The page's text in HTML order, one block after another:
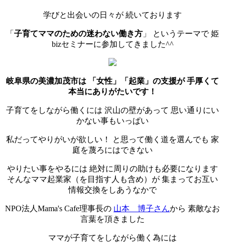
学びと出会いの日々が 続いております
「 子育てママのための迷わない働き方 」 というテーマで 姫
bizセミナーに参加してきました^^
岐阜県の美濃加茂市は 「女性」「起業」の支援が 手厚くて
本当にありがたいです！
子育てをしながら働くには 沢山の壁があって 思い通りにい
かない事もいっぱい
私だってやりがいが欲しい！ と思って働く道を選んでも 家
庭を蔑ろにはできない
やりたい事をやるには 絶対に周りの助けも必要になります
そんなママ起業家（を目指す人も含め）が 集まってお互い
情報交換をしあうなかで
NPO法人Mama's Cafe理事長の 山本 博子さんから 素敵なお
言葉を頂きました
ママが子育てをしながら働く為には